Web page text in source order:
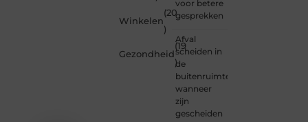
Winkelen
(20
)
Gezondheid
(19
)
voor betere
gesprekken
Afval
scheiden in
de
buitenruimte:
wanneer
zijn
gescheiden